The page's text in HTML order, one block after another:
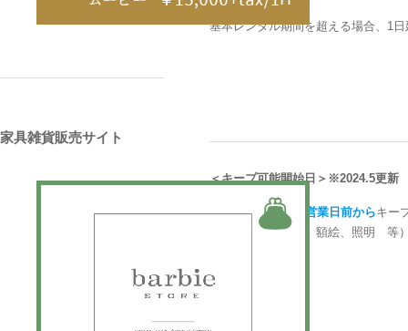
基本レンタル期間を超える場合、1
＜キープ可能開始日＞ ※2024.5更新
持出予定日より 10営業日前からキー
大物（家具、ラグ、額絵、照明 等
家具雑貨販売サイト